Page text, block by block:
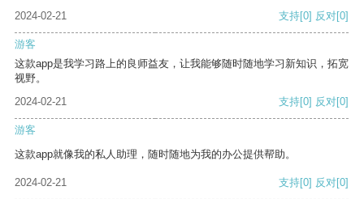
2024-02-21
支持[0] 反对[0]
游客
这款app是我学习路上的良师益友，让我能够随时随地学习新知识，拓宽
视野。
2024-02-21
支持[0] 反对[0]
游客
这款app就像我的私人助理，随时随地为我的办公提供帮助。
2024-02-21 支持[0] 反对[0]